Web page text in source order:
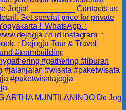
ARTHA MUNTILANINDO De Jog